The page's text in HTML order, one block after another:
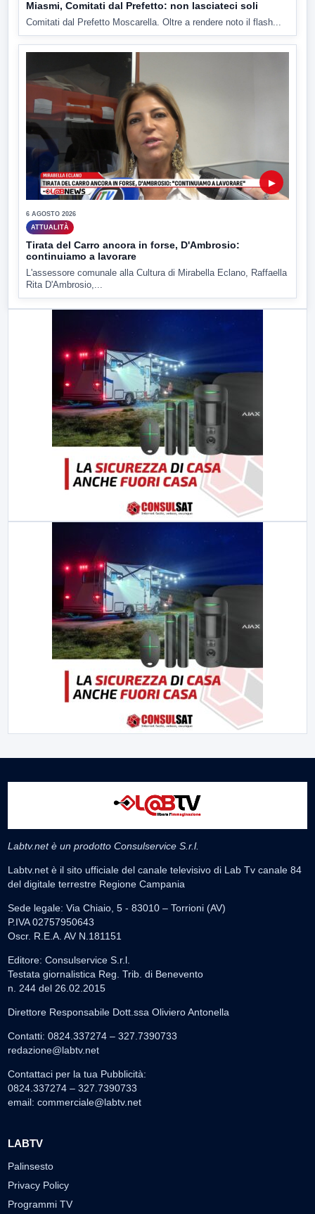
Miasmi, Comitati dal Prefetto: non lasciateci soli
Comitati dal Prefetto Moscarella. Oltre a rendere noto il flash...
▶
6 AGOSTO 2026
ATTUALITÀ
Tirata del Carro ancora in forse, D'Ambrosio:
continuiamo a lavorare
L'assessore comunale alla Cultura di Mirabella Eclano, Raffaella
Rita D'Ambrosio,...
Labtv.net è un prodotto Consulservice S.r.l.
Labtv.net è il sito ufficiale del canale televisivo di Lab Tv canale 84
del digitale terrestre Regione Campania
Sede legale: Via Chiaio, 5 - 83010 – Torrioni (AV)
P.IVA 02757950643
Oscr. R.E.A. AV N.181151
Editore: Consulservice S.r.l.
Testata giornalistica Reg. Trib. di Benevento
n. 244 del 26.02.2015
Direttore Responsabile Dott.ssa Oliviero Antonella
Contatti: 0824.337274 – 327.7390733
redazione@labtv.net
Contattaci per la tua Pubblicità:
0824.337274 – 327.7390733
email: commerciale@labtv.net
LABTV
Palinsesto
Privacy Policy
Programmi TV